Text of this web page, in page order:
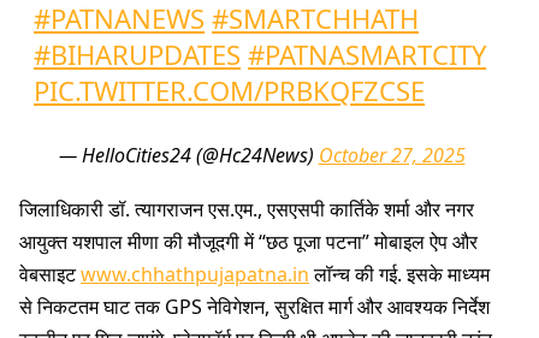
#PATNANEWS #SMARTCHHATH
#BIHARUPDATES #PATNASMARTCITY
PIC.TWITTER.COM/PRBKQFZCSE
— HelloCities24 (@Hc24News) October 27, 2025
जिलाधिकारी डॉ. त्यागराजन एस.एम., एसएसपी कार्तिके शर्मा और नगर
आयुक्त यशपाल मीणा की मौजूदगी में “छठ पूजा पटना” मोबाइल ऐप और
वेबसाइटwww.chhathpujapatna.inलॉन्च की गई. इसके माध्यम
से निकटतम घाट तक GPS नेविगेशन, सुरक्षित मार्ग और आवश्यक निर्देश